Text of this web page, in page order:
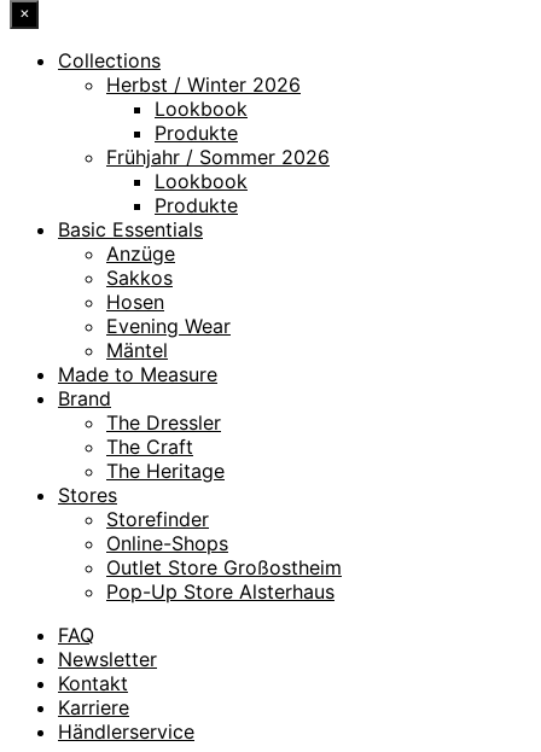
×
Collections
Herbst / Winter 2026
Lookbook
Produkte
Frühjahr / Sommer 2026
Lookbook
Produkte
Basic Essentials
Anzüge
Sakkos
Hosen
Evening Wear
Mäntel
Made to Measure
Brand
The Dressler
The Craft
The Heritage
Stores
Storefinder
Online-Shops
Outlet Store Großostheim
Pop-Up Store Alsterhaus
FAQ
Newsletter
Kontakt
Karriere
Händlerservice